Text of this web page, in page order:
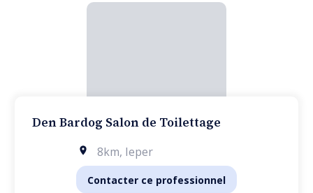
Den Bardog Salon de Toilettage
8km, Ieper
Contacter ce professionnel